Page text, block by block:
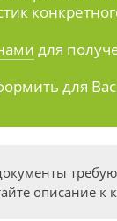
для
для
описание к